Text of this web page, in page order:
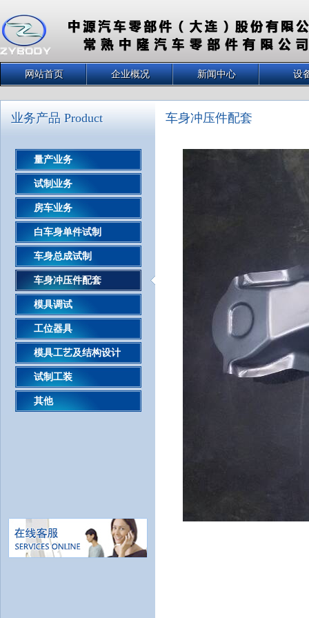
网站首页 企业概况 新闻中心 设
业务产品 Product
量产业务
试制业务
房车业务
白车身单件试制
车身总成试制
车身冲压件配套
模具调试
工位器具
模具工艺及结构设计
试制工装
其他
车身冲压件配套